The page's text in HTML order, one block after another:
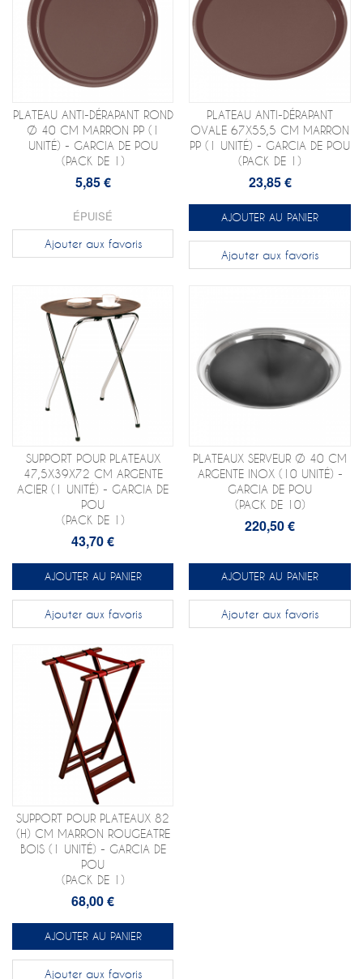
PLATEAU ANTI-DÉRAPANT ROND
Ø 40 CM MARRON PP (1
UNITÉ) - GARCIA DE POU
(PACK DE 1)
5,85 €
ÉPUISÉ
Ajouter aux favoris
PLATEAU ANTI-DÉRAPANT
OVALE 67X55,5 CM MARRON
PP (1 UNITÉ) - GARCIA DE POU
(PACK DE 1)
23,85 €
AJOUTER AU PANIER
Ajouter aux favoris
SUPPORT POUR PLATEAUX
47,5X39X72 CM ARGENTE
ACIER (1 UNITÉ) - GARCIA DE
POU
(PACK DE 1)
43,70 €
AJOUTER AU PANIER
Ajouter aux favoris
PLATEAUX SERVEUR Ø 40 CM
ARGENTE INOX (10 UNITÉ) -
GARCIA DE POU
(PACK DE 10)
220,50 €
AJOUTER AU PANIER
Ajouter aux favoris
SUPPORT POUR PLATEAUX 82
(H) CM MARRON ROUGEATRE
BOIS (1 UNITÉ) - GARCIA DE
POU
(PACK DE 1)
68,00 €
AJOUTER AU PANIER
Ajouter aux favoris